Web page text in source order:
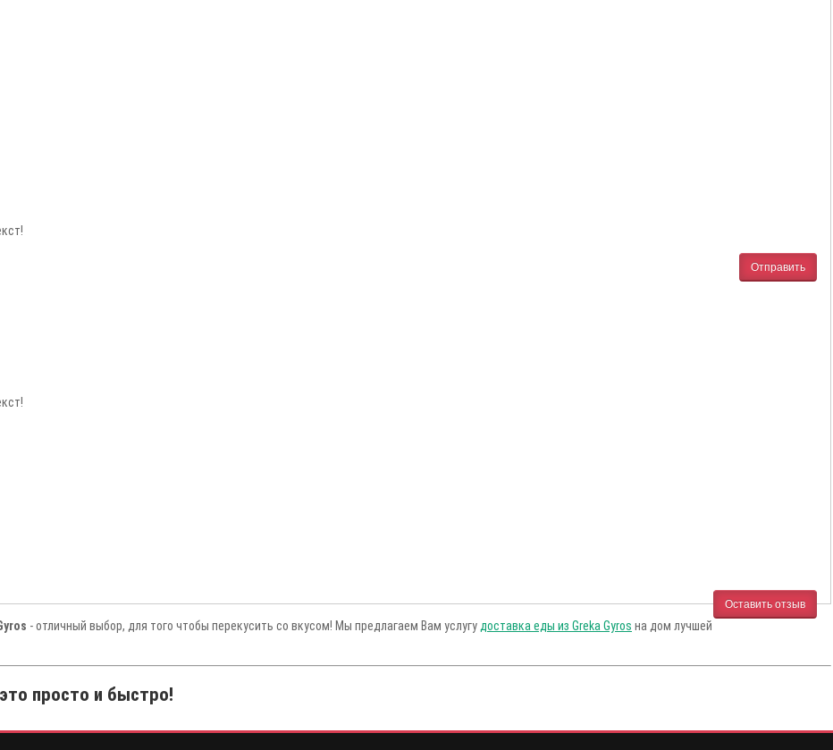
Отправить
Оставить отзыв
- отличный выбор, для того чтобы перекусить со вкусом! Мы предлагаем Вам услугу доставка еды из Greka Gyros на дом лучшей
просто и быстро!